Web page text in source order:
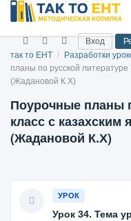
Вход
так то ЕНТ / Разработки
планы по русской литературе
(Жадановой К.Х)
Поурочные планы
класс с
(Жадановой К.Х)
УРОК
Урок 34. Тема